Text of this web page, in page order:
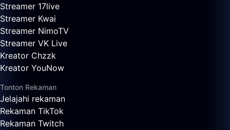
Streamer 17live
Streamer Kwai
Streamer NimoTV
Streamer VK Live
Kreator Chzzk
Kreator YouNow
Tonton Rekaman
Jelajahi rekaman
Rekaman TikTok
Rekaman Twitch